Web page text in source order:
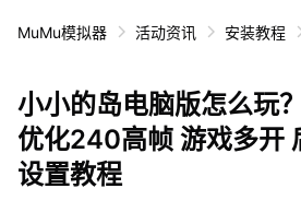
MuMu模拟器 活动资讯 安装教程
小小的岛电脑版怎么玩
优化240高帧 游戏多开
设置教程